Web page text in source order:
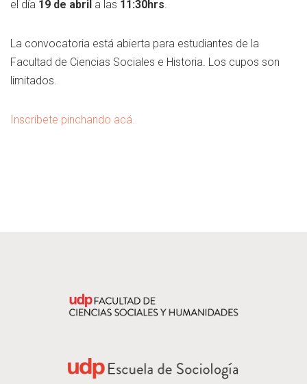
el día 19 de abril a las 11:30hrs.
La convocatoria está abierta para estudiantes de la
Facultad de Ciencias Sociales e Historia. Los cupos son
limitados.
Inscríbete pinchando acá.